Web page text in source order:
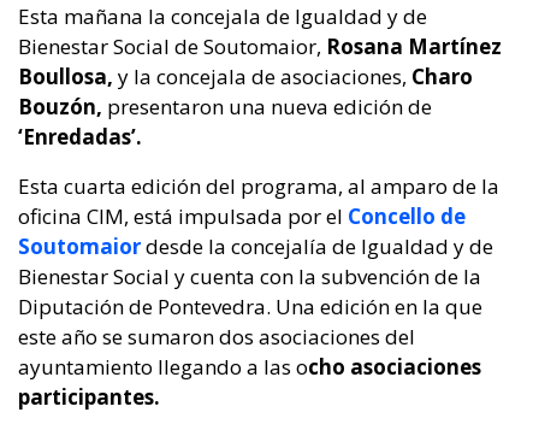
Esta mañana la concejala de Igualdad y de
Bienestar Social de Soutomaior, Rosana Martínez
Boullosa, y la concejala de asociaciones, Charo
Bouzón, presentaron una nueva edición de
‘Enredadas’.
Esta cuarta edición del programa, al amparo de la
oficina CIM, está impulsada por el Concello de
Soutomaiordesde la concejalía de Igualdad y de
Bienestar Social y cuenta con la subvención de la
Diputación de Pontevedra. Una edición en la que
este año se sumaron dos asociaciones del
ayuntamiento llegando a las ocho asociaciones
participantes.